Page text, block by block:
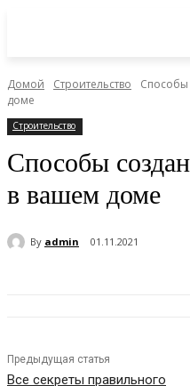
Домой Строительство
Способы
доме
Строительство
Способы
в вашем доме
By admin 01.11.2021
Предыдущая статья
Все секреты правильного